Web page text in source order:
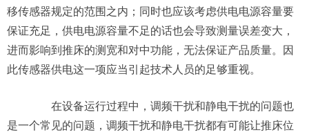
移传感器规定的范围之内；同时也应该考虑供电电源容量要
保证充足，供电电源容量不足的话也会导致测量误差变大，
进而影响到推床的测宽和对中功能，无法保证产品质量。因
此传感器供电这一项应当引起技术人员的足够重视。
在设备运行过程中，调频干扰和静电干扰的问题也
是一个常见的问题，调频干扰和静电干扰都有可能让推床位